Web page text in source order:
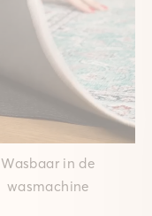
Wasbaar in de
wasmachine